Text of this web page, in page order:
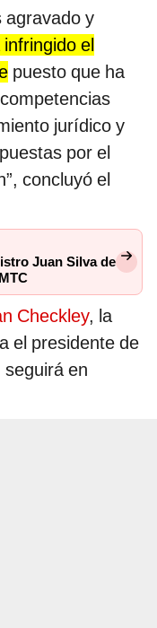
agravado y
infringido el
puesto que ha
jurídico y
por el
concluyó el
Juan Silva de
Checkley, la
el presidente de
seguirá en